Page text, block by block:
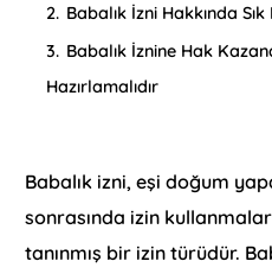
2. Babalık İzni Hakkında
3. Babalık İznine Hak
Hazırlamalıdır
Babalık izni, eşi doğum
sonrasında izin
tanınmış bir izin türüdür.